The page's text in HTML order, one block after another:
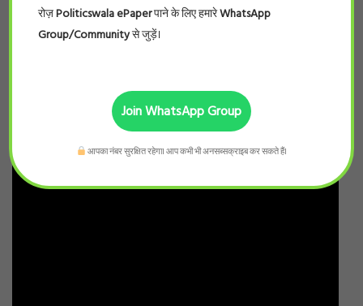
रोज़Politicswala ePaperपाने के लिए हमारेWhatsApp
Group/Communityसे जुड़ें।
Join WhatsApp Group
आपका नंबर सुरक्षित रहेगा। आप कभी भी अनसब्सक्राइब कर सकते हैं।